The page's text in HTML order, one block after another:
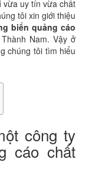
vừa uy tín vừa chất
tôi xin giới thiệu
biển quảng cáo
Nam. Vậy ở
chúng tôi tìm hiểu
công ty
cáo chất